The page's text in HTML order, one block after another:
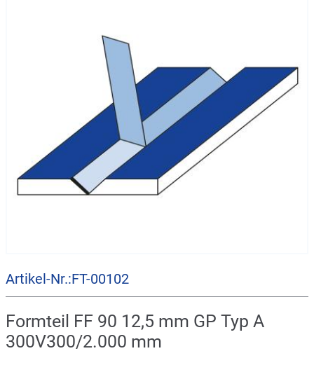
Artikel-Nr.:FT-00102
Formteil FF 90 12,5 mm GP Typ A
300V300/2.000 mm